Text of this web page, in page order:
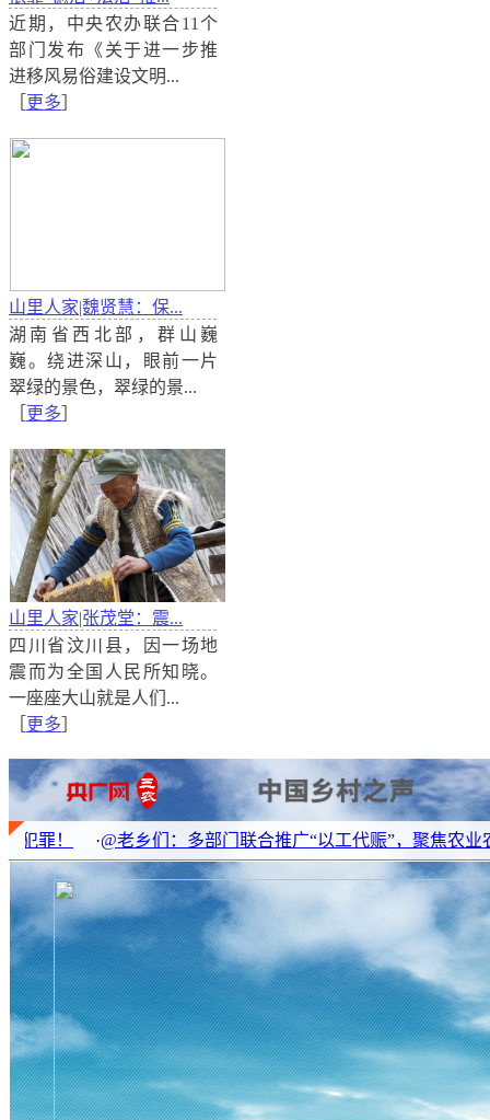
11月26日至12月4日，国务院组织开展农村人居环境整
深入北京、天津、河北、山西、江苏、安徽、福建、
北、湖南、广东、海南14省（市），走村访户，不打招
择检查对象，全面检视农村厕所革命、农村生活污水治
解读：小型农田水利工程作用不可忽视
农田水利建设是建设高标准农田的基础，是实现国家粮
实现农业现代化的基础。中国农业大学水利系教授霍再
水利既是我们国家多年农业发展的经验，也事关补齐农
生产能力。
近期，中央农办联合11个
部门发布《关于进一步推
进移风易俗建设文明...
更多
山里人家|魏贤慧：保...
湖南省西北部，群山巍
巍。绕进深山，眼前一片
翠绿的景色，翠绿的景...
更多
山里人家|张茂堂：震...
四川省汶川县，因一场地
震而为全国人民所知晓。
一座座大山就是人们...
更多
老乡们：多部门联合推广“以工代赈”，聚焦农业农村五大领域